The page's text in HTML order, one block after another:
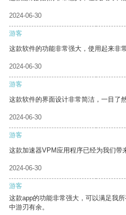
2024-06-30
游客
这款软件的功能非常强大，使用起来非常
2024-06-30
游客
这款软件的界面设计非常简洁，一目了然
2024-06-30
游客
这款加速器VPM应用程序已经为我们带
2024-06-30
游客
这款app的功能非常强大，可以满足我
中游刃有余。